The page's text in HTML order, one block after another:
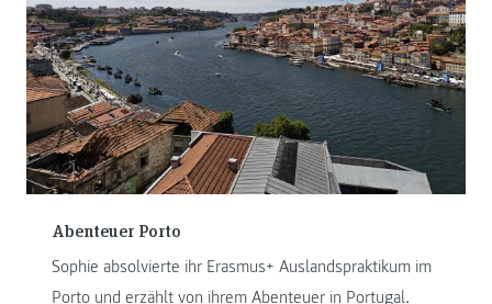
Abenteuer Porto
Sophie absolvierte ihr Erasmus+ Auslandspraktikum im
Porto und erzählt von ihrem Abenteuer in Portugal.